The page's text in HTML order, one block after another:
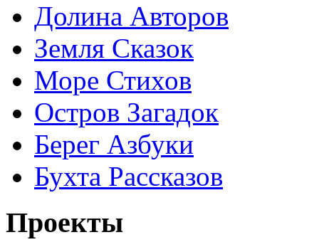
Долина Авторов
Земля Сказок
Море Стихов
Остров Загадок
Берег Азбуки
Бухта Рассказов
Проекты